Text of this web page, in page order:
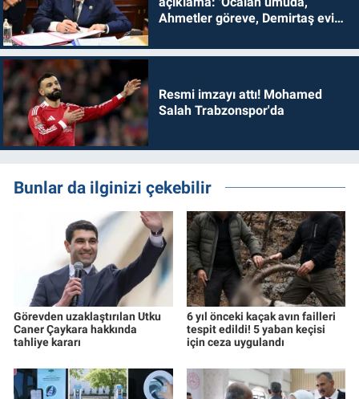
Ahmetler göreve, Demirtaş evine
Resmi imzayı attı! Mohamed
Salah Trabzonspor'da
Bunlar da ilginizi çekebilir
Görevden uzaklaştırılan Utku
Caner Çaykara hakkında
tahliye kararı
6 yıl önceki kaçak avın failleri
tespit edildi! 5 yaban keçisi
için ceza uygulandı